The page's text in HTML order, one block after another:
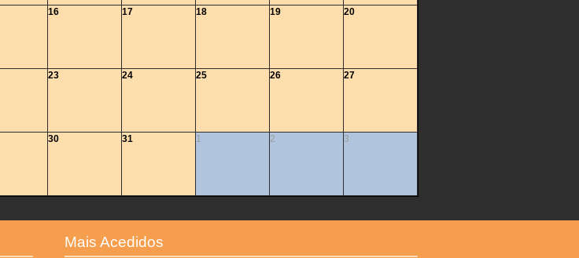
16 17 18 19 20
23 24 25 26 27
30 31 1 2 3
Mais Acedidos